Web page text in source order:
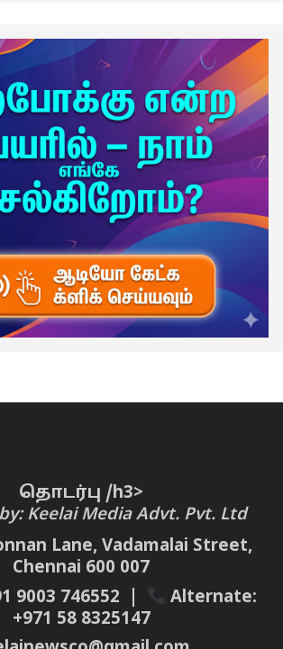
தொடர்பு /h3>
Keelai Media Advt. Pvt. Ltd
Lane, Vadamalai Street,
Chennai 600 007
9003 746552
Alternate:
+971 58 8325147